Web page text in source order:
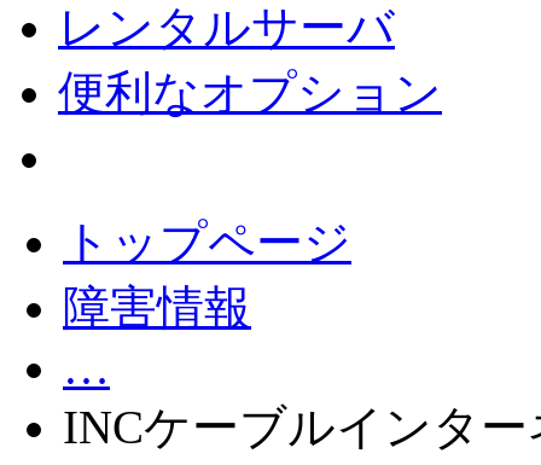
レンタルサーバ
便利なオプション
トップページ
障害情報
…
INCケーブルインター